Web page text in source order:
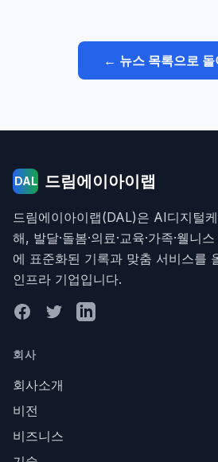
← 뉴스 목록으로 돌
DAL 드림에이아이랩
드림에이아이랩(DAL)은 AI디지털
해, 발달·돌봄·의료·교육·가족·웰니
에 표준화된 기록과 맞춤 서비스를
인프라 기업입니다.
FacebookTwitterLinkedIn
회사
회사소개
비전
비즈니스